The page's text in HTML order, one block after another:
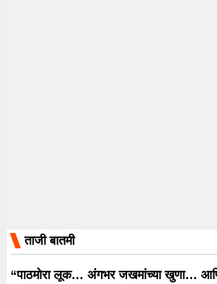
ताजी बातमी
“पाठमोरा लूक… अंगभर जखमांच्या खुणा…